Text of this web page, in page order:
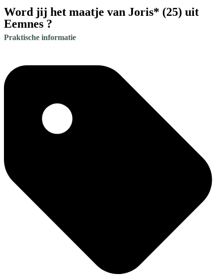
Word jij het maatje van Joris* (25) uit
Eemnes ?
Praktische informatie